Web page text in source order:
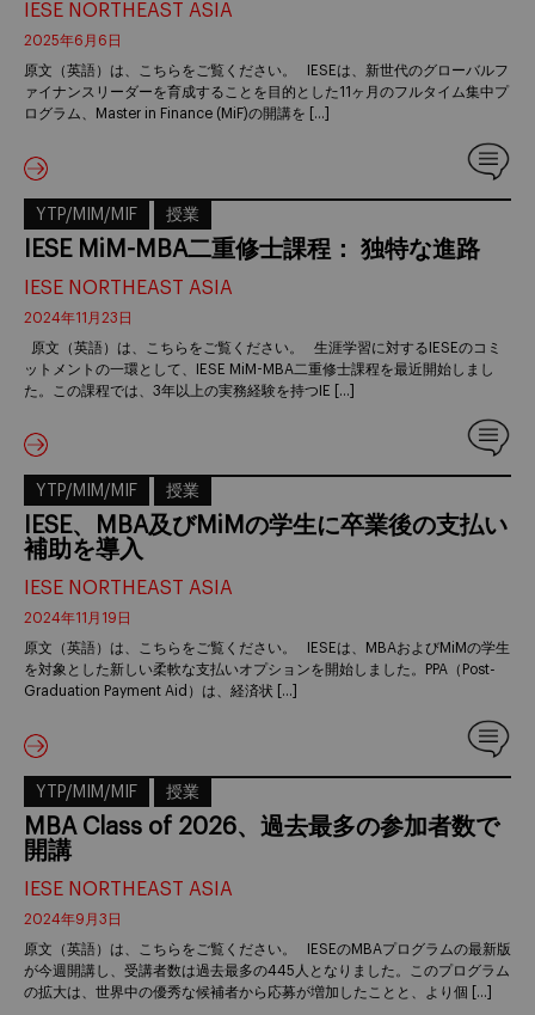
IESE NORTHEAST ASIA
2025年6月6日
原文（英語）は、こちらをご覧ください。 IESEは、新世代のグローバルフ
ァイナンスリーダーを育成することを目的とした11ヶ月のフルタイム集中プ
ログラム、Master in Finance (MiF)の開講を […]
YTP/MIM/MIF 授業
IESE MiM-MBA二重修士課程： 独特な進路
IESE NORTHEAST ASIA
2024年11月23日
原文（英語）は、こちらをご覧ください。 生涯学習に対するIESEのコミ
ットメントの一環として、IESE MiM-MBA二重修士課程を最近開始しまし
た。この課程では、3年以上の実務経験を持つIE […]
YTP/MIM/MIF 授業
IESE、MBA及びMiMの学生に卒業後の支払い
補助を導入
IESE NORTHEAST ASIA
2024年11月19日
原文（英語）は、こちらをご覧ください。 IESEは、MBAおよびMiMの学生
を対象とした新しい柔軟な支払いオプションを開始しました。PPA（Post-
Graduation Payment Aid）は、経済状 […]
YTP/MIM/MIF 授業
MBA Class of 2026、過去最多の参加者数で
開講
IESE NORTHEAST ASIA
2024年9月3日
原文（英語）は、こちらをご覧ください。 IESEのMBAプログラムの最新版
が今週開講し、受講者数は過去最多の445人となりました。このプログラム
の拡大は、世界中の優秀な候補者から応募が増加したことと、より個 […]